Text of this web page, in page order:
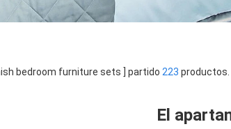
bedroom furniture sets ] partido 223 productos.
El